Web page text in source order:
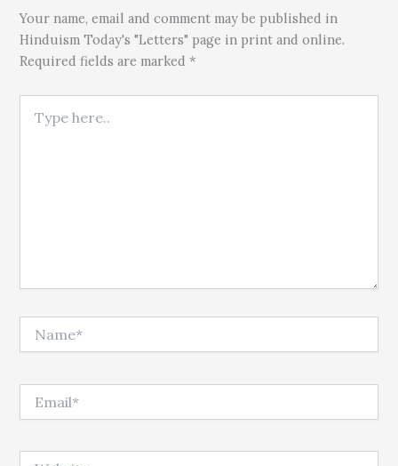
Your name, email and comment may be published in
Hinduism Today's "Letters" page in print and online.
Required fields are marked *